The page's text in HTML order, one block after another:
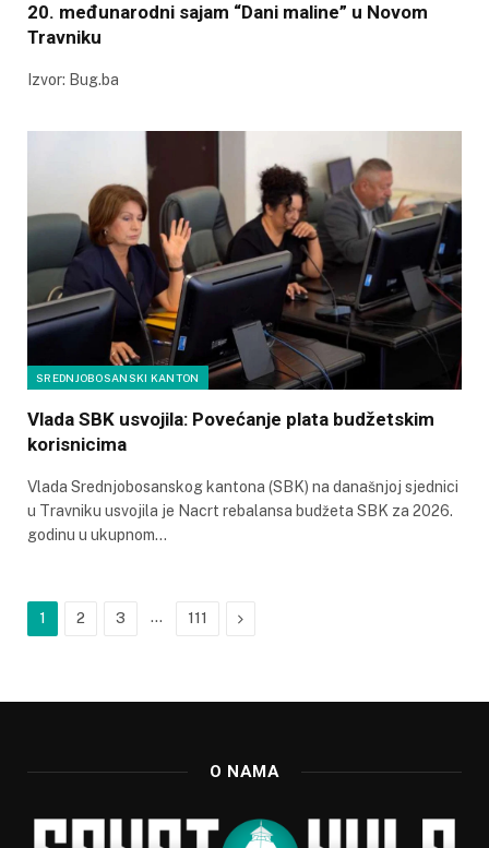
20. međunarodni sajam “Dani maline” u Novom
Travniku
Izvor: Bug.ba
SREDNJOBOSANSKI KANTON
Vlada SBK usvojila: Povećanje plata budžetskim
korisnicima
Vlada Srednjobosanskog kantona (SBK) na današnjoj sjednici
u Travniku usvojila je Nacrt rebalansa budžeta SBK za 2026.
godinu u ukupnom…
1 2 3 … 111 Next
O NAMA